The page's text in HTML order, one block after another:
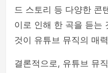
드 스토리 등 다양한 콘
이로 인해 한 곡을 듣는
것이 유튜브 뮤직의 매
결론적으로, 유튜브 뮤